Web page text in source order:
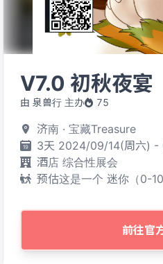
V7.0 初秋夜宴
由 泉兽行 主办 75
济南 · 宝藏Treasure
3天 2024/09/14(周六) -
酒店 综合性展会
预估这是一个 迷你（0-
前往官